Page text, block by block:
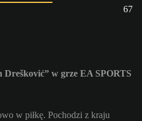
67
w grze EA SPORTS
w piłkę. Pochodzi z kraju